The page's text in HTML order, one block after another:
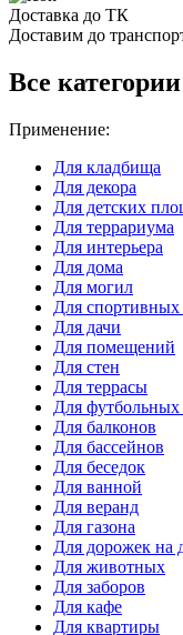
Доставка до ТК
Доставим до
Все
Применение:
Для кладбища
Для декора
Для детских
Для террариума
Для интерьера
Для дома
Для могил
Для
Для дачи
Для помещений
Для стен
Для террасы
Для футбольных
Для балконов
Для бассейнов
Для беседок
Для ванной
Для веранд
Для газона
Для дорожек на
Для животных
Для заборов
Для кафе
Для квартиры